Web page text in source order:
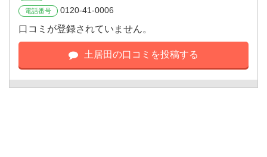
電話番号 0120-41-0006
口コミが登録されていません。
土居田の口コミを投稿する